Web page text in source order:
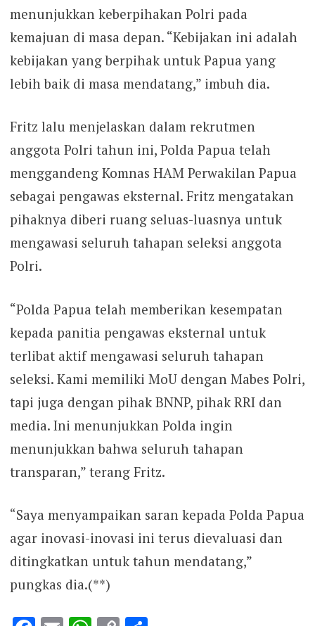
menunjukkan keberpihakan Polri pada
kemajuan di masa depan. “Kebijakan ini adalah
kebijakan yang berpihak untuk Papua yang
lebih baik di masa mendatang,” imbuh dia.
Fritz lalu menjelaskan dalam rekrutmen
anggota Polri tahun ini, Polda Papua telah
menggandeng Komnas HAM Perwakilan Papua
sebagai pengawas eksternal. Fritz mengatakan
pihaknya diberi ruang seluas-luasnya untuk
mengawasi seluruh tahapan seleksi anggota
Polri.
“Polda Papua telah memberikan kesempatan
kepada panitia pengawas eksternal untuk
terlibat aktif mengawasi seluruh tahapan
seleksi. Kami memiliki MoU dengan Mabes Polri,
tapi juga dengan pihak BNNP, pihak RRI dan
media. Ini menunjukkan Polda ingin
menunjukkan bahwa seluruh tahapan
transparan,” terang Fritz.
“Saya menyampaikan saran kepada Polda Papua
agar inovasi-inovasi ini terus dievaluasi dan
ditingkatkan untuk tahun mendatang,”
pungkas dia.(**)